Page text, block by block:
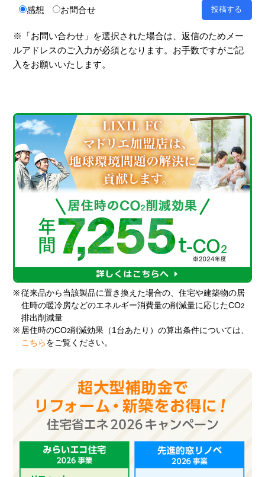
感想 お問合せ
※「お問い合わせ」を選択された場合は、返信のためメー
ルアドレスのご入力が必須となります。お手数ですがご記
入をお願いいたします。
※ 従来品から当該製品に置き換えた場合の、住宅や建築物の居
住時の暖冷房などのエネルギー消費量の削減量に応じたCO2
排出削減量
※ 居住時のCO2削減効果（1台あたり）の算出条件については、
こちら をご覧ください。